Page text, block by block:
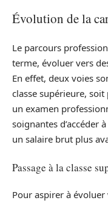
Évolution de la
Le parcours
terme, évoluer vers
En effet, deux voies
classe supérieure,
un examen
soignantes d’accéder
un salaire brut plus
Passage à la classe
Pour aspirer à